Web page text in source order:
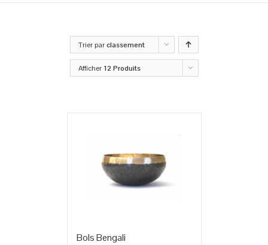
Trier parclassement
Afficher 12 Produits
Bols Bengali